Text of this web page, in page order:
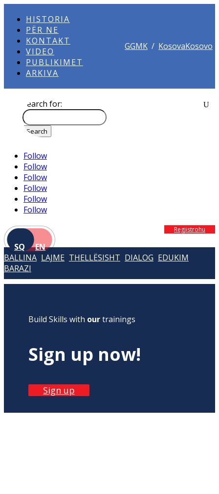
HISTORIA
PËR NE
KONTAKT
VIDEO
PUBLIKIMET
ARKIVA
GGMK / KosovaKosovo
Search for:
Follow
Follow
Follow
Follow
Follow
Follow
SQ EN
Regjistrohu
BALLINA LAJME THELLËSISHT DIALOG EDUKIM
BARAZI
Build Skills with ourtrainings
Sign up now!
Sign up